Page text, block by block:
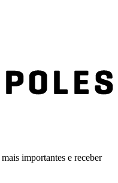
importantes e receber